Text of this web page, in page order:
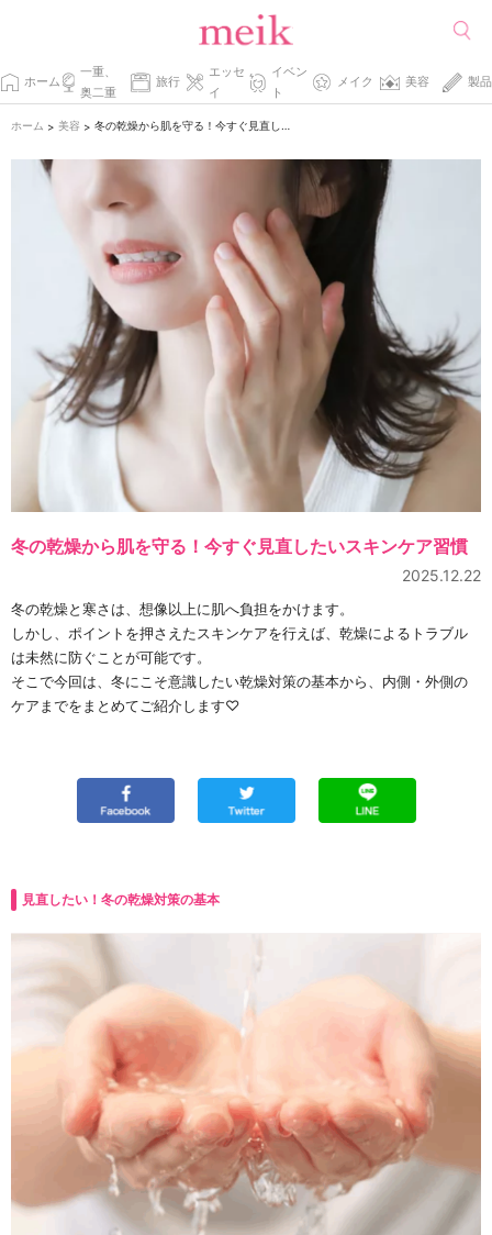
ホーム
一重、
奥二重
旅行
エッセ
イ
イベン
ト
メイク 美容 製品
ホーム > 美容 > 冬の乾燥から肌を守る！今すぐ見直したいスキンケア習慣
冬の乾燥から肌を守る！今すぐ見直したいスキンケア習慣
2025.12.22
冬の乾燥と寒さは、想像以上に肌へ負担をかけます。
しかし、ポイントを押さえたスキンケアを行えば、乾燥によるトラブル
は未然に防ぐことが可能です。
そこで今回は、冬にこそ意識したい乾燥対策の基本から、内側・外側の
ケアまでをまとめてご紹介します♡
見直したい！冬の乾燥対策の基本